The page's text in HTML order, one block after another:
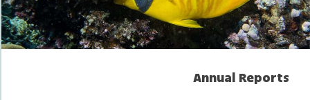
Annual Reports